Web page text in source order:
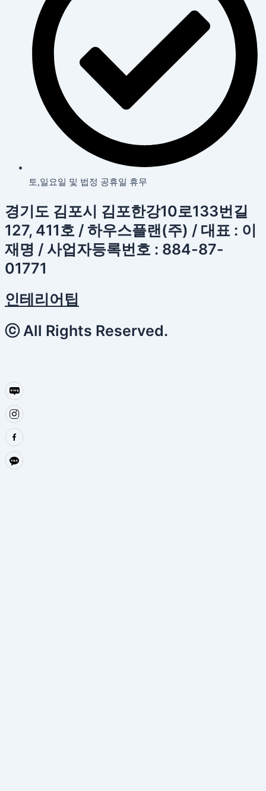
토,일요일 및 법정 공휴일 휴무
경기도 김포시 김포한강10로133번길
127, 411호 / 하우스플랜(주) / 대표 : 이
재명 / 사업자등록번호 : 884-87-
01771
인테리어팁
ⓒ All Rights Reserved.